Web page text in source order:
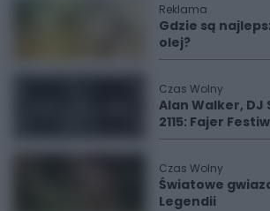
Reklama
Gdzie są
olej?
Czas Wolny
Alan Walker, DJ
2115: Fajer
Czas Wolny
Światowe
Legendii